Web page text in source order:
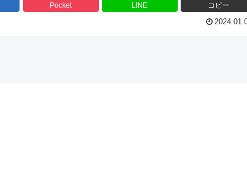
Pocket LINE コピー